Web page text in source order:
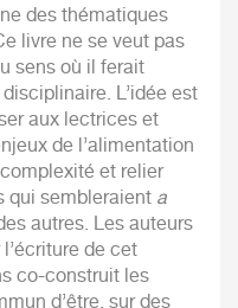
des thématiques
livre ne se veut pas
sens où il ferait
L’idée est
aux lectrices et
de l’alimentation
et relier
qui sembleraient a
autres. Les auteurs
de cet
co-construit les
d’être, sur des